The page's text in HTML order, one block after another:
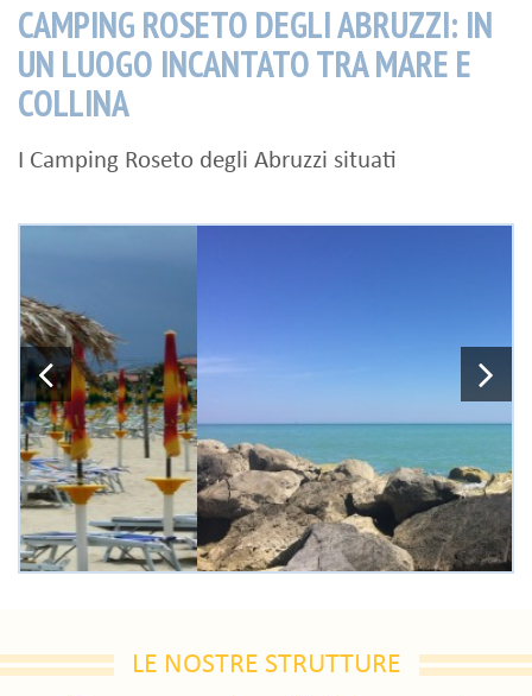
CAMPING ROSETO DEGLI ABRUZZI: IN
UN LUOGO INCANTATO TRA MARE E
COLLINA
I Camping Roseto degli Abruzzi situati
LE NOSTRE STRUTTURE